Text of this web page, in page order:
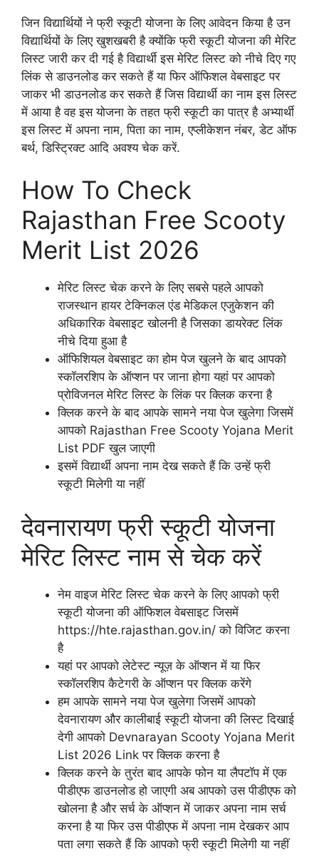
जिन विद्यार्थियों ने फ्री स्कूटी योजना के लिए आवेदन किया है उन
विद्यार्थियों के लिए खुशखबरी है क्योंकि फ्री स्कूटी योजना की मेरिट
लिस्ट जारी कर दी गई है विद्यार्थी इस मेरिट लिस्ट को नीचे दिए गए
लिंक से डाउनलोड कर सकते हैं या फिर ऑफिशल वेबसाइट पर
जाकर भी डाउनलोड कर सकते हैं जिस विद्यार्थी का नाम इस लिस्ट
में आया है वह इस योजना के तहत फ्री स्कूटी का पात्र है अभ्यार्थी
इस लिस्ट में अपना नाम, पिता का नाम, एप्लीकेशन नंबर, डेट ऑफ
बर्थ, डिस्ट्रिक्ट आदि अवश्य चेक करें.
How To Check
Rajasthan Free Scooty
Merit List 2026
मेरिट लिस्ट चेक करने के लिए सबसे पहले आपको
राजस्थान हायर टेक्निकल एंड मेडिकल एजुकेशन की
अधिकारिक वेबसाइट खोलनी है जिसका डायरेक्ट लिंक
नीचे दिया हुआ है
ऑफिशियल वेबसाइट का होम पेज खुलने के बाद आपको
स्कॉलरशिप के ऑप्शन पर जाना होगा यहां पर आपको
प्रोविजनल मेरिट लिस्ट के लिंक पर क्लिक करना है
क्लिक करने के बाद आपके सामने नया पेज खुलेगा जिसमें
आपको Rajasthan Free Scooty Yojana Merit
List PDF खुल जाएगी
इसमें विद्यार्थी अपना नाम देख सकते हैं कि उन्हें फ्री
स्कूटी मिलेगी या नहीं
देवनारायण फ्री स्कूटी योजना
मेरिट लिस्ट नाम से चेक करें
नेम वाइज मेरिट लिस्ट चेक करने के लिए आपको फ्री
स्कूटी योजना की ऑफिशल वेबसाइट जिसमें
https://hte.rajasthan.gov.in/ को विजिट करना
है
यहां पर आपको लेटेस्ट न्यूज़ के ऑप्शन में या फिर
स्कॉलरशिप कैटेगरी के ऑप्शन पर क्लिक करेंगे
हम आपके सामने नया पेज खुलेगा जिसमें आपको
देवनारायण और कालीबाई स्कूटी योजना की लिस्ट दिखाई
देगी आपको Devnarayan Scooty Yojana Merit
List 2026 Link पर क्लिक करना है
क्लिक करने के तुरंत बाद आपके फोन या लैपटॉप में एक
पीडीएफ डाउनलोड हो जाएगी अब आपको उस पीडीएफ को
खोलना है और सर्च के ऑप्शन में जाकर अपना नाम सर्च
करना है या फिर उस पीडीएफ में अपना नाम देखकर आप
पता लगा सकते हैं कि आपको फ्री स्कूटी मिलेगी या नहीं